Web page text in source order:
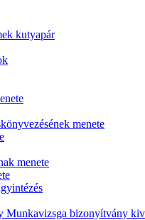
kutyapár
menete
menete
bizonyítvány